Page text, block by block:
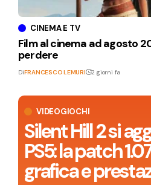
VIDEOGIOCHI
Silent Hill 2 si
PS5: la patch
grafica e
CINEMA E TV
Film al cinema ad agosto
perdere
DiFRANCESCO LEMURI 2 giorni fa